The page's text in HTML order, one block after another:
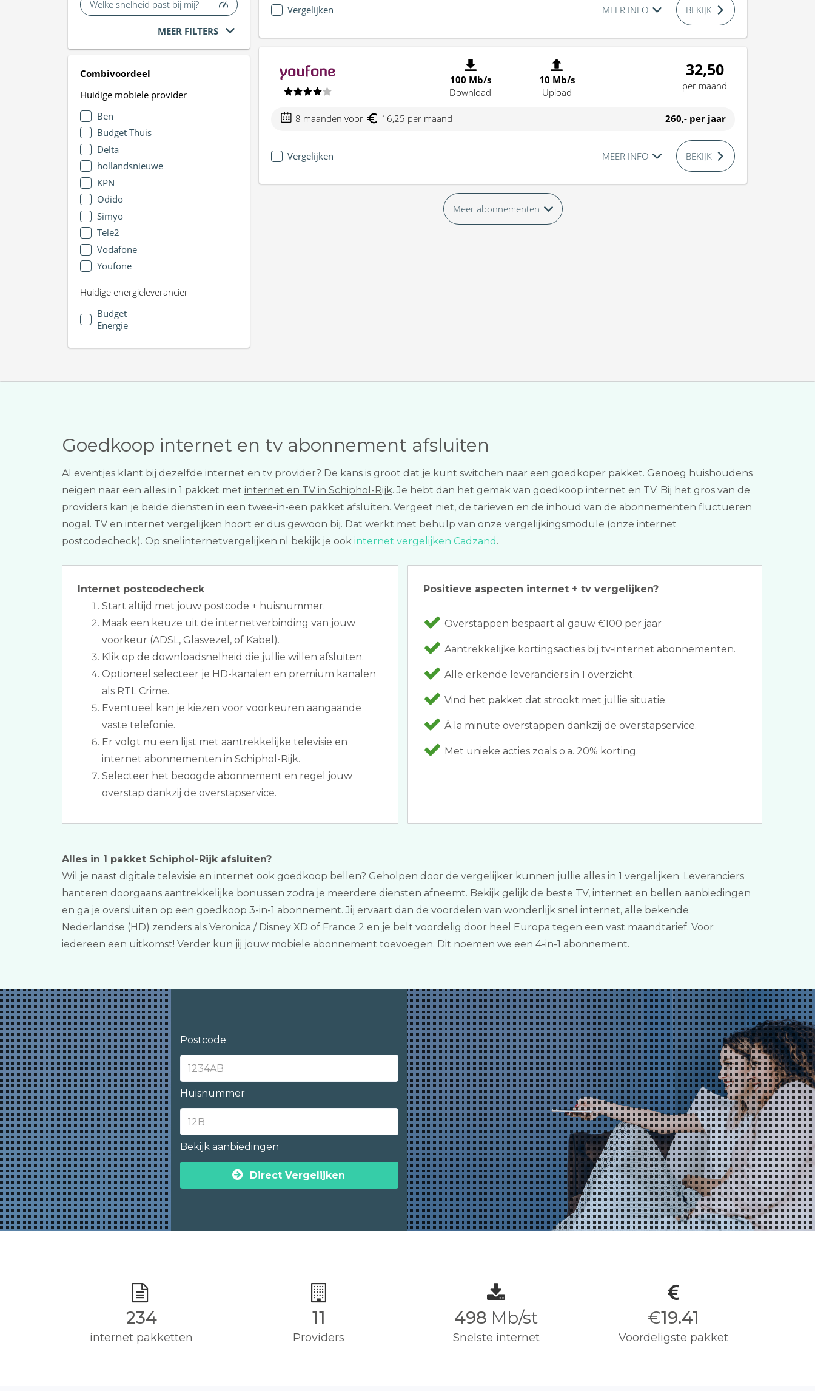
Welke snelheid past bij mij?
MEER FILTERS
Combivoordeel
Huidige mobiele provider
Ben
Budget Thuis
Delta
hollandsnieuwe
KPN
Odido
Simyo
Tele2
Vodafone
Youfone
Huidige energieleverancier
Budget
Energie
Vergelijken MEER INFO BEKIJK
100 Mb/s
Download
10 Mb/s
Upload
32,50
per maand
8 maanden voor 16,25 per maand 260,- per jaar
Vergelijken MEER INFO BEKIJK
Meer abonnementen
Goedkoop internet en tv abonnement afsluiten
Al eventjes klant bij dezelfde internet en tv provider? De kans is groot dat je kunt switchen naar een goedkoper pakket. Genoeg huishoudens
neigen naar een alles in 1 pakket met internet en TV in Schiphol-Rijk. Je hebt dan het gemak van goedkoop internet en TV. Bij het gros van de
providers kan je beide diensten in een twee-in-een pakket afsluiten. Vergeet niet, de tarieven en de inhoud van de abonnementen fluctueren
nogal. TV en internet vergelijken hoort er dus gewoon bij. Dat werkt met behulp van onze vergelijkingsmodule (onze internet
postcodecheck). Op snelinternetvergelijken.nl bekijk je ook internet vergelijken Cadzand .
Internet postcodecheck
Start altijd met jouw postcode + huisnummer.
Maak een keuze uit de internetverbinding van jouw
voorkeur (ADSL, Glasvezel, of Kabel).
Klik op de downloadsnelheid die jullie willen afsluiten.
Optioneel selecteer je HD-kanalen en premium kanalen
als RTL Crime.
Eventueel kan je kiezen voor voorkeuren aangaande
vaste telefonie.
Er volgt nu een lijst met aantrekkelijke televisie en
internet abonnementen in Schiphol-Rijk.
Selecteer het beoogde abonnement en regel jouw
overstap dankzij de overstapservice.
Positieve aspecten internet + tv vergelijken?
Overstappen bespaart al gauw €100 per jaar
Aantrekkelijke kortingsacties bij tv-internet abonnementen.
Alle erkende leveranciers in 1 overzicht.
Vind het pakket dat strookt met jullie situatie.
À la minute overstappen dankzij de overstapservice.
Met unieke acties zoals o.a. 20% korting.
Alles in 1 pakket Schiphol-Rijk afsluiten?
Wil je naast digitale televisie en internet ook goedkoop bellen? Geholpen door de vergelijker kunnen jullie alles in 1 vergelijken. Leveranciers
hanteren doorgaans aantrekkelijke bonussen zodra je meerdere diensten afneemt. Bekijk gelijk de beste TV, internet en bellen aanbiedingen
en ga je oversluiten op een goedkoop 3-in-1 abonnement. Jij ervaart dan de voordelen van wonderlijk snel internet, alle bekende
Nederlandse (HD) zenders als Veronica / Disney XD of France 2 en je belt voordelig door heel Europa tegen een vast maandtarief. Voor
iedereen een uitkomst! Verder kun jij jouw mobiele abonnement toevoegen. Dit noemen we een 4-in-1 abonnement.
Postcode
Huisnummer
Bekijk aanbiedingen
Direct Vergelijken
235
internet pakketten
11
Providers
500 Mb/st
Snelste internet
€19.50
Voordeligste pakket